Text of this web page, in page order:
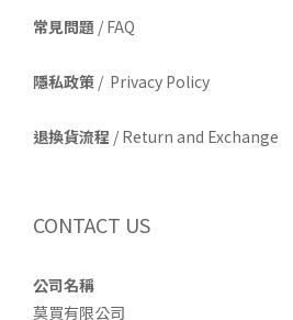
常見問題 / FAQ
隱私政策 / Privacy Policy
退換貨流程 / Return and Exchange
CONTACT US
公司名稱
莫買有限公司